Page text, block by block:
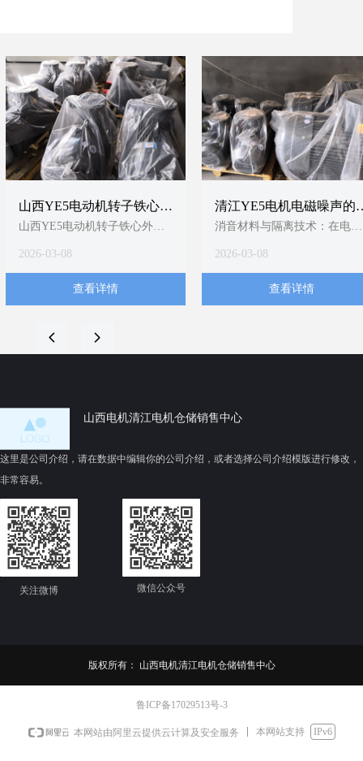
Y160L-6-W-11 11 V1，IP54/F级，非轴伸端闷盖，铸铁出线盒，耐高温200度润滑油，标准轴
Y250M-2-55 55 400V/50HZ，轴伸加长40mm,IP54/F级，带PTC测温装置，船用大小盖。
YD250M-12/6-15/24 24 只生产有绕组定子
Y280S-2-75 75 B5，特制加长轴，端面跳动在20丝以内
Y315S-6-TH-75 75 IP55/F级
YVP355L2-6-280 280 IP55/F级，带PT100热敏电阻，带风机，不带编码器,3-50HZ。
YVP355M2-6-185 185 IP55/F级，带PT100热敏电阻，带风机，不带编码器3-50HZ。
山西YE5电动机转子铁心外
圆精加工技术要求
山西YE5电动机转子铁心外圆
轴度≤0.5mm、粗糙度
≤3.2μm、尺寸公差±0.05mm三
刀+定位轴套工艺组合。当前缺
乏山西本地细化规程，建议企
求》1和专利技术（如防热变形
分阶段磨削3、智能温控主轴
14）制定内控作业指导书。待
验证点：山西电机制造有限公
司新申请的低压铸造模具专利
数
2026-03-08
查看详情
清江YE5电机电磁噪声的
制分析
消音材料与隔离技术：在电机
播路径1；YE5电机明确提
及“使用消音材料”以吸收或隔
用变频器时，可通过调整载波
等静音敏感场景尤为关键4。
2026-03-08
查看详情
넳 넲
版权所有： 山西电机清江电机仓储销售中心
这里是公司介绍，请在数据中编辑你的公司介绍，或者选择公司介绍模版进行修改，
非常容易。
山西电机清江电机仓储销售中心
微信公众号
关注微博
鲁ICP备17029513号-3
本网站由阿里云提供云计算及安全服务 本网站支持 IPv6